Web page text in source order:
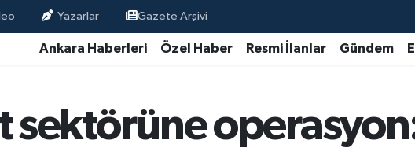
Yazarlar Gazete Arşivi
Ankara Haberleri Özel Haber Resmi İlanlar Gündem
sektörüne